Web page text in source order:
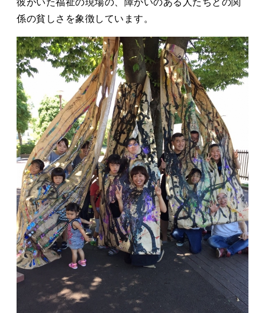
彼がいた福祉の現場の、障がいのある人たちとの関
係の貧しさを象徴しています。